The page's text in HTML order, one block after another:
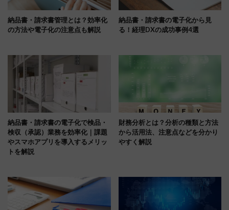
納品書・請求書管理とは？効率化
の方法や電子化の注意点も解説
納品書・請求書の電子化から見
る！経理DXの成功事例4選
納品書・請求書の電子化で検品・
検収（承認）業務を効率化｜課題
やスマホアプリを導入するメリッ
トを解説
財務分析とは？分析の種類と方法
から活用法、注意点などを分かり
やすく解説